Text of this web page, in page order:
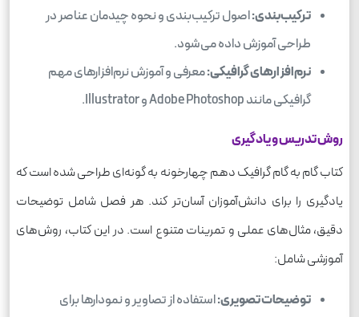
ترکیب‌بندی:اصول ترکیب‌بندی و نحوه چیدمان عناصر در
طراحی آموزش داده می‌شود.
نرم‌افزارهای گرافیکی:معرفی و آموزش نرم‌افزارهای مهم
گرافیکی مانند Adobe Photoshop و Illustrator.
روش تدریس و یادگیری
کتاب گام به گام گرافیک دهم چهارخونه به گونه‌ای طراحی شده است که
یادگیری را برای دانش‌آموزان آسان‌تر کند. هر فصل شامل توضیحات
دقیق، مثال‌های عملی و تمرینات متنوع است. در این کتاب، روش‌های
آموزشی شامل:
توضیحات تصویری:استفاده از تصاویر و نمودارها برای